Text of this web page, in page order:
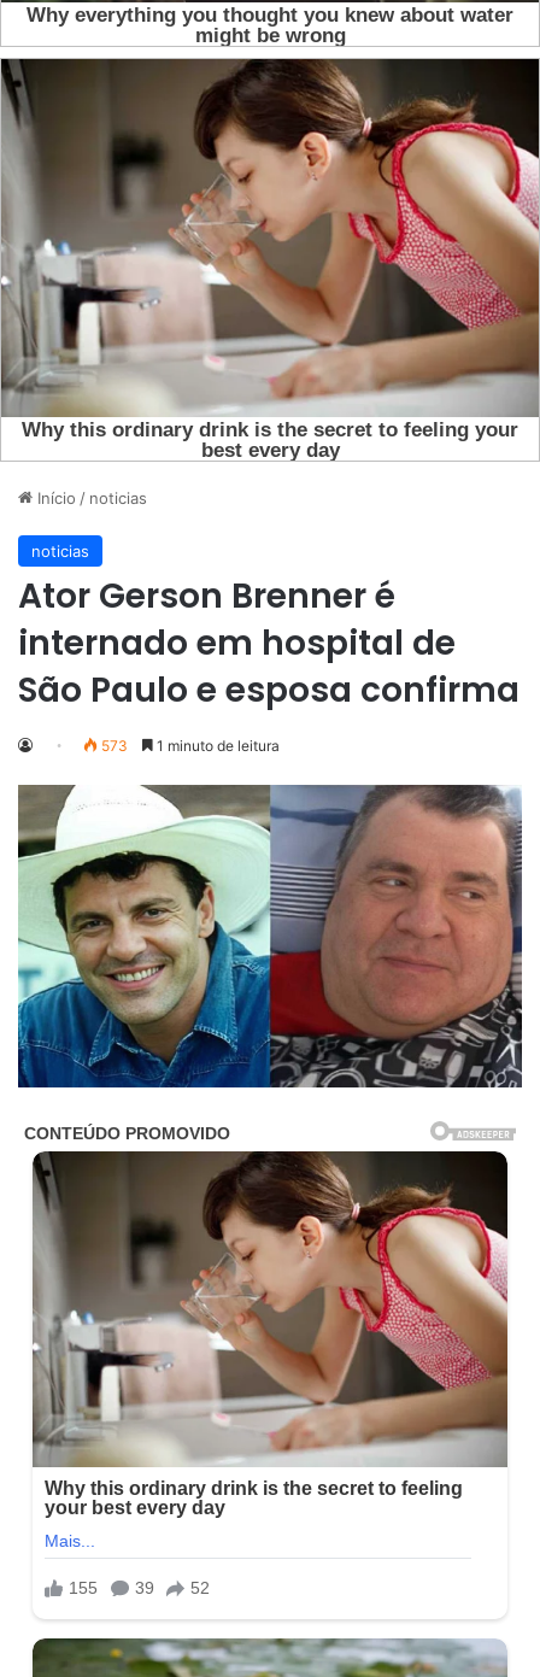
Início / noticias
noticias
Ator Gerson Brenner é
internado em hospital de
São Paulo e esposa confirma
573 1 minuto de leitura